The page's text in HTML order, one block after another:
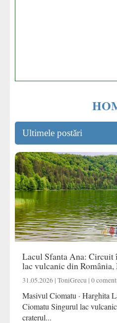
Ultimele postări
Lacul Sfanta Ana:
lac vulcanic din
31.05.2026 | ToniGrecu | 0
Masivul Ciomatu · Harghita
Ciomatu Singurul lac
craterul...